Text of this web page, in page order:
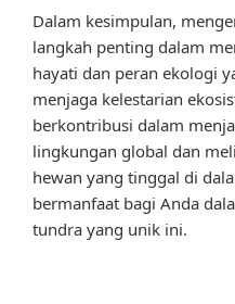
Dalam kesimpulan,
langkah penting dalam
hayati dan peran ekologi
menjaga kelestarian
berkontribusi dalam
lingkungan global dan
hewan yang tinggal di
bermanfaat bagi Anda
tundra yang unik ini.